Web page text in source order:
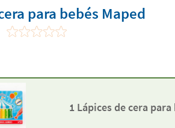
para bebés Maped
1 Lápices de cera para